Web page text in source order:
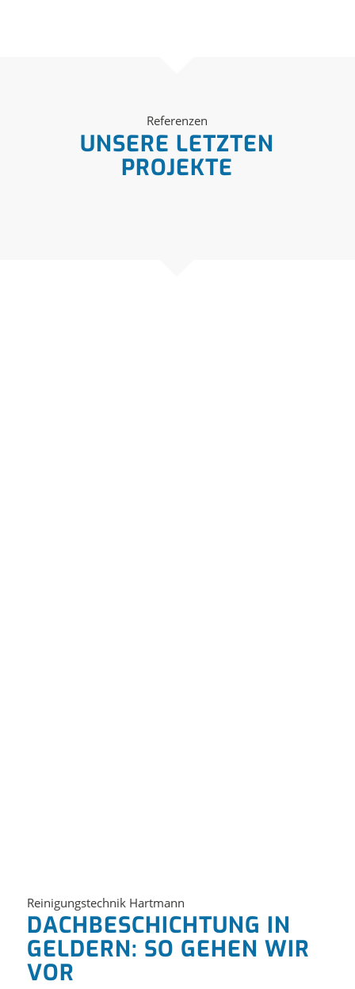
Referenzen
UNSERE LETZTEN
PROJEKTE
Reinigungstechnik Hartmann
DACHBESCHICHTUNG IN
GELDERN: SO GEHEN WIR
VOR